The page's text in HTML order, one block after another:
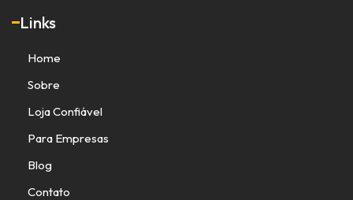
Links
Home
Sobre
Loja Confiável
Para Empresas
Blog
Contato